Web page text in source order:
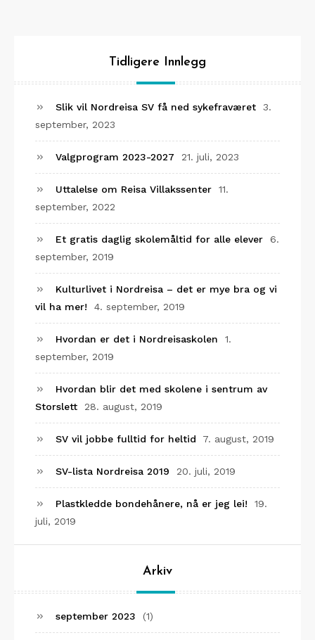
Tidligere Innlegg
Slik vil Nordreisa SV få ned sykefraværet
3.
september, 2023
Valgprogram 2023-2027 21. juli, 2023
Uttalelse om Reisa Villakssenter
11.
september, 2022
Et gratis daglig skolemåltid for alle elever
6.
september, 2019
Kulturlivet i Nordreisa – det er mye bra og vi
vil ha mer!
4. september, 2019
Hvordan er det i Nordreisaskolen
1.
september, 2019
Hvordan blir det med skolene i sentrum av
Storslett
28. august, 2019
SV vil jobbe fulltid for heltid 7. august, 2019
SV-lista Nordreisa 2019 20. juli, 2019
Plastkledde bondehånere, nå er jeg lei!
19.
juli, 2019
Arkiv
september 2023 (1)